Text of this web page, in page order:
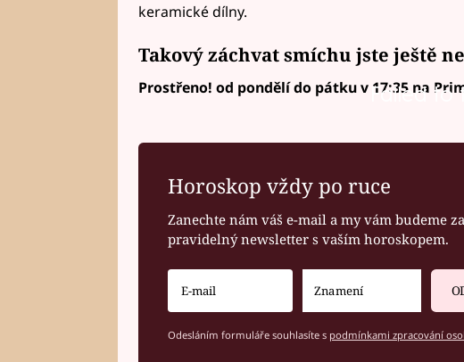
keramické dílny.
Takový záchvat smíchu jste ještě
Failed to
Prostřeno! od pondělí do pátku v 17:35 na
Horoskop vždy po ruce
Zanechte nám váš e-mail a my vám budeme
pravidelný newsletter s vaším horoskopem.
Odesláním formuláře souhlasíte s podmínkami zpracování